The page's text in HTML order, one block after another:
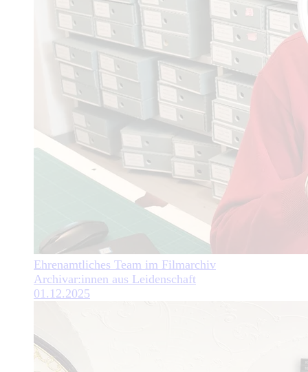
Ehrenamtliches Team im Filmarchiv
Archivar:innen aus Leidenschaft
01.12.2025